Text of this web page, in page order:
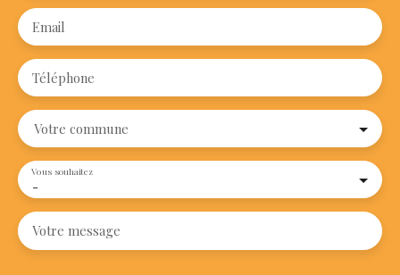
Email
Téléphone
Votre commune
-
Vous souhaitez
Votre message